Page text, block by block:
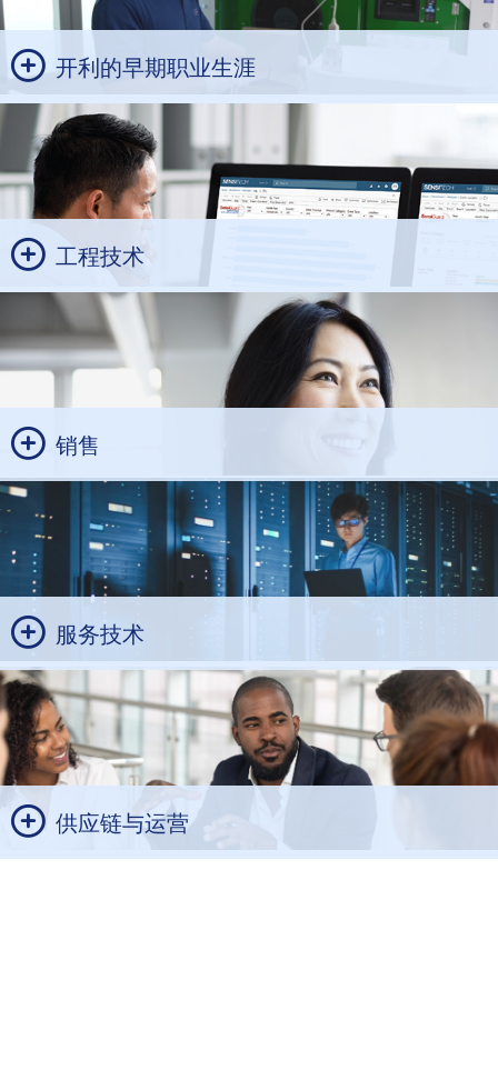
开利的早期职业生涯
工程技术
销售
服务技术
供应链与运营